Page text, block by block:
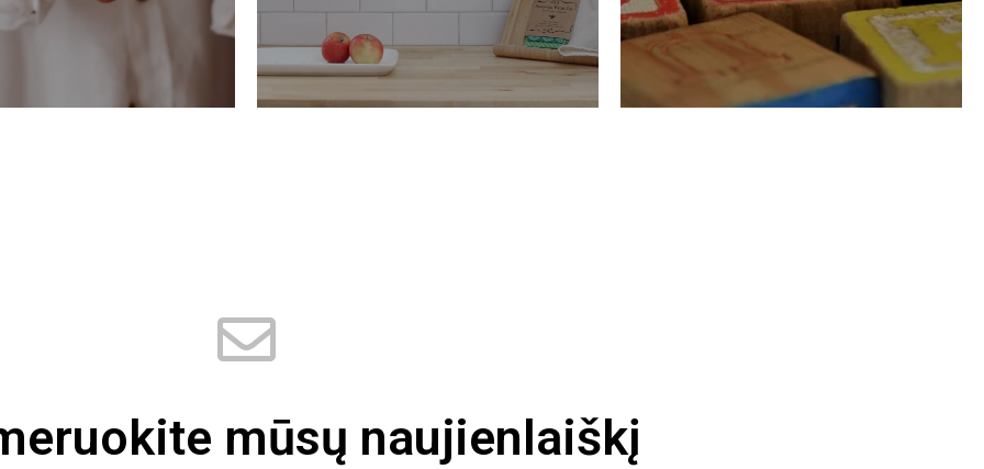
mūsų naujienlaiškį